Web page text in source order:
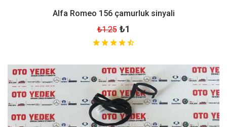
Alfa Romeo 156 çamurluk sinyali
₺1.25 ₺1